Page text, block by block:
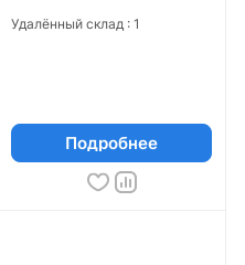
Удалённый склад : 1
Подробнее